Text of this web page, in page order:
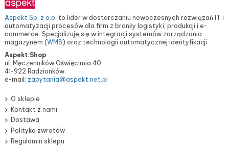
Aspekt Sp. z o.o. to lider w dostarczaniu nowoczesnych rozwiązań IT i
automatyzacji procesów dla firm z branży logistyki, produkcji i e-
commerce. Specjalizuje się w integracji systemów zarządzania
magazynem (WMS) oraz technologii automatycznej identyfikacji.
Aspekt.Shop
ul. Męczenników Oświęcimia 40
41-922 Radzionków
e-mail: zapytania@aspekt.net.pl
O sklepie
Kontakt z nami
Dostawa
Polityka zwrotów
Regulamin sklepu